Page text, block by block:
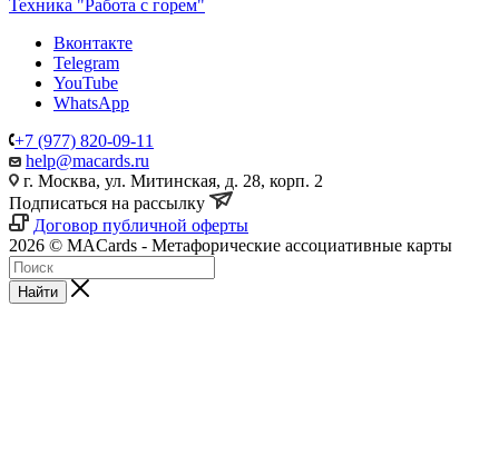
Техника "Работа с горем"
Вконтакте
Telegram
YouTube
WhatsApp
+7 (977) 820-09-11
help@macards.ru
г. Москва, ул. Митинская, д. 28, корп. 2
Подписаться на рассылку
Договор публичной оферты
2026 © MACards - Метафорические ассоциативные карты
Найти